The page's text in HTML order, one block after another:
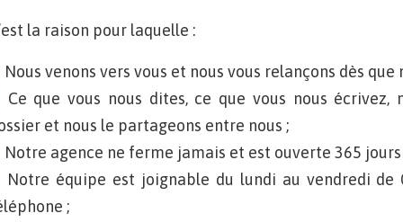
la raison pour laquelle :
Nous venons vers vous et nous vous relançons dès que
Ce que vous nous dites, ce que vous nous écrivez,
et nous le partageons entre nous ;
Notre agence ne ferme jamais et est ouverte 365 jours
Notre équipe est joignable du lundi au vendredi
;